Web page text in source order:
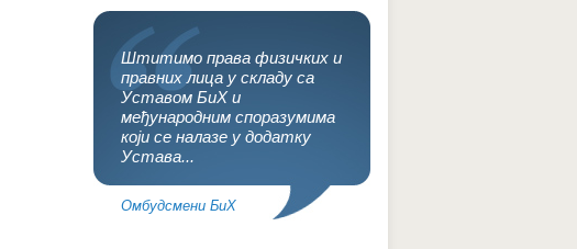
Штитимо права физичких и
правних лица у складу са
Уставом БиХ и
међународним споразумима
који се налазе у додатку
Устава...
Омбудсмени БиХ